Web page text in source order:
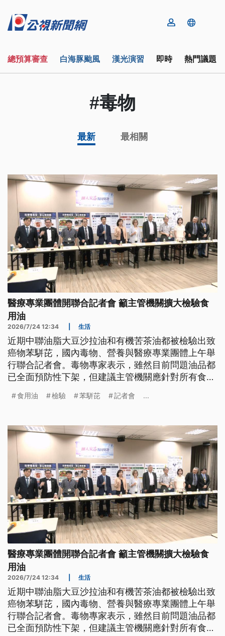
總預算審查 白海豚颱風 漢光演習 即時 熱門議題
#毒物
最新 最相關
醫療專業團體開聯合記者會 籲主管機關擴大檢驗食
用油
2026/7/24 12:34 生活
近期中聯油脂大豆沙拉油和有機苦茶油都被檢驗出致
癌物苯駢芘，國內毒物、營養與醫療專業團體上午舉
行聯合記者會。毒物專家表示，雖然目前問題油品都
已全面預防性下架，但建議主管機關應針對所有食用
拾民眾對食品安全的信心。
食用油 檢驗 苯駢芘 記者會 ...
醫療專業團體開聯合記者會 籲主管機關擴大檢驗食
用油
2026/7/24 12:34 生活
近期中聯油脂大豆沙拉油和有機苦茶油都被檢驗出致
癌物苯駢芘，國內毒物、營養與醫療專業團體上午舉
行聯合記者會。毒物專家表示，雖然目前問題油品都
已全面預防性下架，但建議主管機關應針對所有食用